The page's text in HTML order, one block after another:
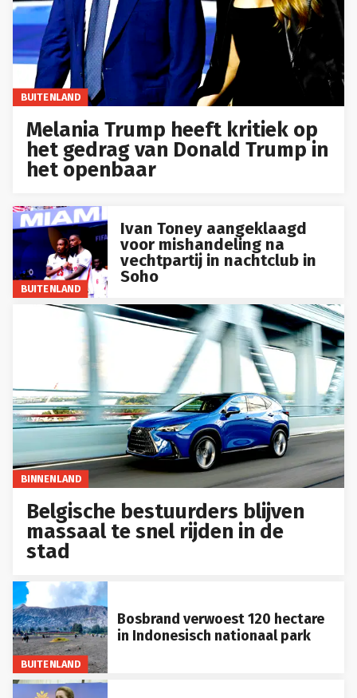
BUITENLAND
Melania Trump heeft kritiek op
het gedrag van Donald Trump in
het openbaar
BUITENLAND
Ivan Toney aangeklaagd
voor mishandeling na
vechtpartij in nachtclub in
Soho
BINNENLAND
Belgische bestuurders blijven
massaal te snel rijden in de
stad
BUITENLAND
Bosbrand verwoest 120 hectare
in Indonesisch nationaal park